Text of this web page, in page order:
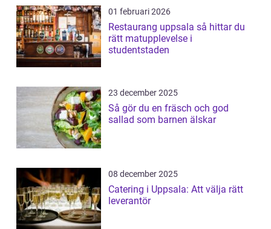
01 februari 2026
Restaurang uppsala så hittar du
rätt matupplevelse i
studentstaden
23 december 2025
Så gör du en fräsch och god
sallad som barnen älskar
08 december 2025
Catering i Uppsala: Att välja rätt
leverantör